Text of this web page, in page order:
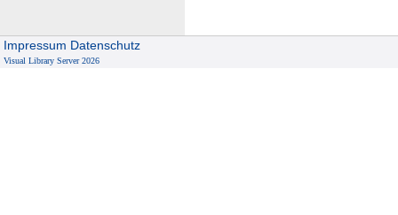
Impressum Datenschutz
Visual Library Server 2026